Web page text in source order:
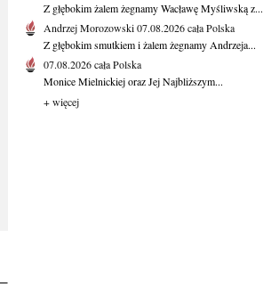
Z głębokim żalem żegnamy Wacławę Myśliwską z...
Andrzej Morozowski07.08.2026cała Polska
Z głębokim smutkiem i żalem żegnamy Andrzeja...
07.08.2026cała Polska
Monice Mielnickiej oraz Jej Najbliższym...
+ więcej